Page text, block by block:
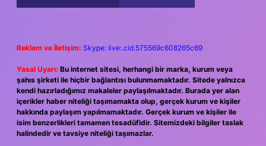
Reklam ve İletişim: Skype: live:.cid.575569c608265c69
Yasal Uyarı: Bu internet sitesi, herhangi bir marka, kurum veya
şahıs şirketi ile hiçbir bağlantısı bulunmamaktadır. Sitede yalnızca
kendi hazırladığımız makaleler paylaşılmaktadır. Burada yer alan
içerikler haber niteliği taşımamakta olup, gerçek kurum ve kişiler
hakkında paylaşım yapılmamaktadır. Gerçek kurum ve kişiler ile
isim benzerlikleri tamamen tesadüfidir. Sitemizdeki bilgiler taslak
halindedir ve tavsiye niteliği taşımazlar.